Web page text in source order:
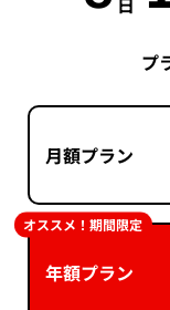
プ
月額プラン
年額プラン
オススメ！期間限定